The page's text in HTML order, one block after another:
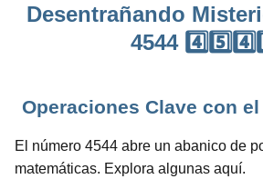
Desentrañando
4544
Operaciones Clave con
El número 4544 abre un abanico de
matemáticas. Explora algunas aquí.